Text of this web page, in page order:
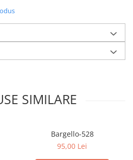
SIMILARE
Bargello-528
95,00 Lei